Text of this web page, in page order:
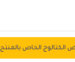
الخاص بالمنتج